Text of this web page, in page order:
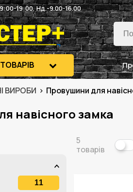
19:00, Нд.-9.00-16.00
ВИРОБИ Провушини для
навісного замка
5
товарів